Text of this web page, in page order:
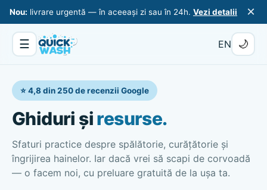
Nou: livrare urgentă — în aceeași zi sau în 24h. Vezi detalii ×
☰ EN 🌙
⭐ 4,8 din 250 de recenzii Google
Ghiduri șiresurse.
Sfaturi practice despre spălătorie, curățătorie și
îngrijirea hainelor. Iar dacă vrei să scapi de corvoadă
— o facem noi, cu preluare gratuită de la ușa ta.